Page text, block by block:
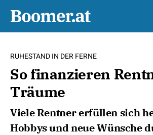
RUHESTAND IN DER FERNE
So finanzieren
Träume
Viele Rentner erfüllen sich
Hobbys und neue Wünsche